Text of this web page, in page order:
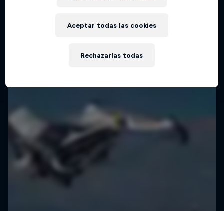
Rechazarlas todas
Aceptar todas las cookies